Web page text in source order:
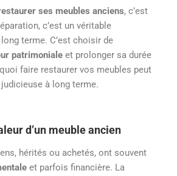
ses meubles anciens, c’est
c’est un véritable
long terme. C’est choisir de
patrimoniale et prolonger sa durée
faire restaurer vos meubles peut
à long terme.
d’un meuble ancien
hérités ou achetés, ont souvent
et parfois financière. La